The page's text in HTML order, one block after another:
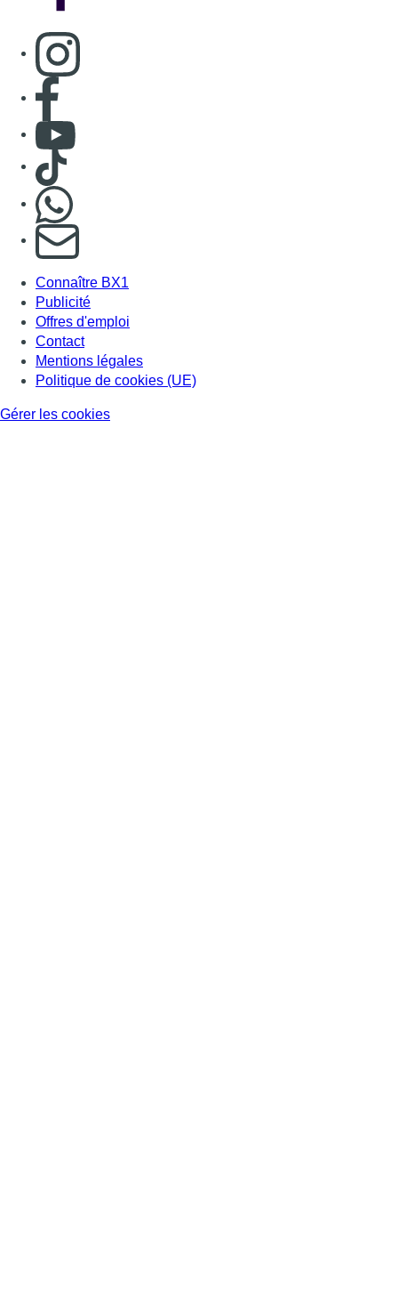
Consulter page Instagram
Consulter page Facebook
Consulter Youtube
Consulter TikTok
S'abonner à notre newsletter
Connaître BX1
Publicité
Offres d'emploi
Contact
Mentions légales
Politique de cookies (UE)
Gérer les cookies